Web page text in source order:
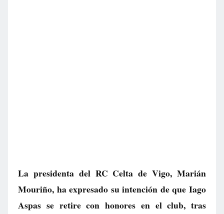
La presidenta del RC Celta de Vigo, Marián
Mouriño, ha expresado su intención de que Iago
Aspas se retire con honores en el club, tras